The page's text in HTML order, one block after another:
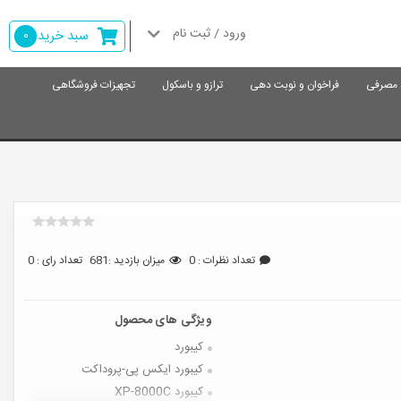
سبد خرید 0 ورود / ثبت نام
مصرفی فراخوان و نوبت دهی ترازو و باسکول
تجهیزات فروشگاهی
تعداد رای : 0 میزان بازدید :681 تعداد نظرات : 0
کیبورد
کیبورد ایکس پی-پروداکت
کیبورد XP-8000C